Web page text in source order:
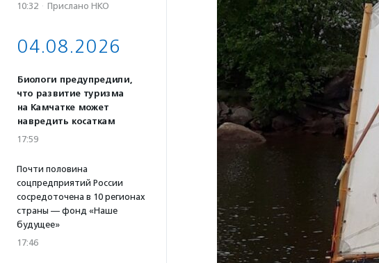
10:32 · Прислано НКО
04.08.2026
Биологи предупредили,
что развитие туризма
на Камчатке может
навредить косаткам
17:59
Почти половина
соцпредприятий России
сосредоточена в 10 регионах
страны — фонд «Наше
будущее»
17:46